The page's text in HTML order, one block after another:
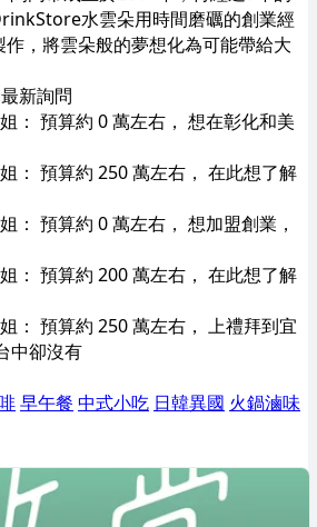
水雲朵用時間磨礪的創業經
，將雲朵般的夢想化為可能帶給大
新詢問
： 預算約 0 萬左右， 想在彰化和美
： 預算約 250 萬左右， 在此想了解
： 預算約 0 萬左右， 想加盟創業，
： 預算約 200 萬左右， 在此想了解
： 預算約 250 萬左右， 上禮拜到宜
中卻沒有
早午餐 中式小吃 日韓異國 火鍋滷味